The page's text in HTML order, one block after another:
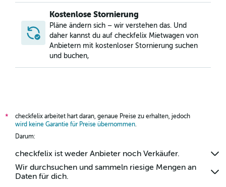
Kostenlose Stornierung
Pläne ändern sich – wir verstehen das. Und
daher kannst du auf checkfelix Mietwagen von
Anbietern mit kostenloser Stornierung suchen
und buchen,
*
checkfelix arbeitet hart daran, genaue Preise zu erhalten, jedoch
wird keine Garantie für Preise übernommen.
Darum:
checkfelix ist weder Anbieter noch Verkäufer.
Wir durchsuchen und sammeln riesige Mengen an
Daten für dich.